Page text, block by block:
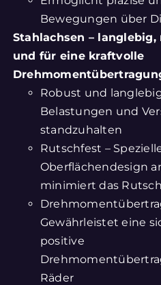
Bewegungen über
Stahlachsen –
und für eine kraftvolle
Robust und
Belastungen und
standzuhalten
Rutschfest –
Oberflächendesign
minimiert das
Gewährleistet eine
positive
Räder